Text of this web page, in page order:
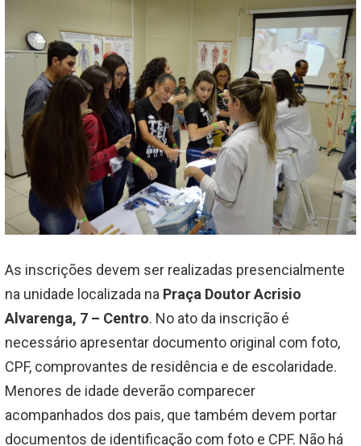
As inscrições devem ser realizadas presencialmente
na unidade localizada na Praça Doutor Acrisio
Alvarenga, 7 – Centro. No ato da inscrição é
necessário apresentar documento original com foto,
CPF, comprovantes de residência e de escolaridade.
Menores de idade deverão comparecer
acompanhados dos pais, que também devem portar
documentos de identificação com foto e CPF. Não há